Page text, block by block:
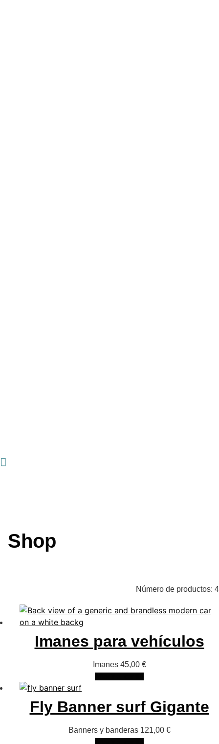
Shop
Número de productos: 4
Imanes para vehículos
Imanes 45,00 €
Fly Banner surf Gigante
Banners y banderas 121,00 €